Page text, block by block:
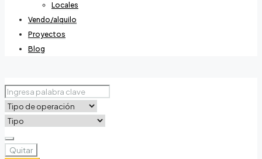
Locales
Vendo/alquilo
Proyectos
Blog
Quitar